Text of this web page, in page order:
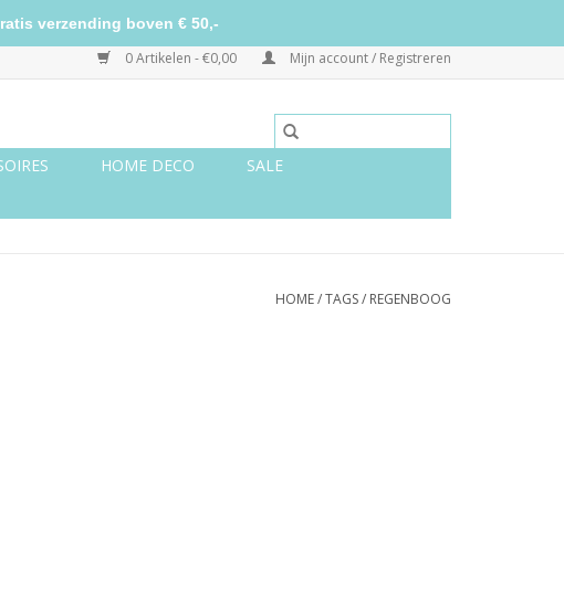
0 Artikelen - €0,00 Mijn account / Registreren
HOME DECO
SALE
HOME/TAGS/ REGENBOOG
verzending boven € 50,-